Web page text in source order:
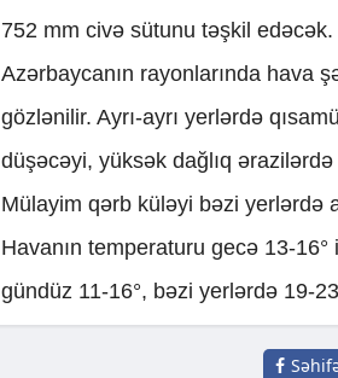
752 mm civə sütunu təşkil
Azərbaycanın rayonlarında hava
gözlənilir. Ayrı-ayrı yerlərdə
düşəcəyi, yüksək dağlıq
Mülayim qərb küləyi bəzi yerlərdə
Havanın temperaturu gecə 13-
gündüz 11-16°, bəzi yerlərdə 19-